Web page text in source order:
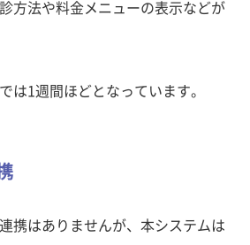
方法や料金メニューの表示などが
は1週間ほどとなっています。
携はありませんが、本システムは